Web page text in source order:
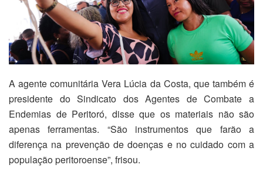
A agente comunitária Vera Lúcia da Costa, que também é
presidente do Sindicato dos Agentes de Combate a
Endemias de Peritoró, disse que os materiais não são
apenas ferramentas. “São instrumentos que farão a
diferença na prevenção de doenças e no cuidado com a
população peritoroense”, frisou.